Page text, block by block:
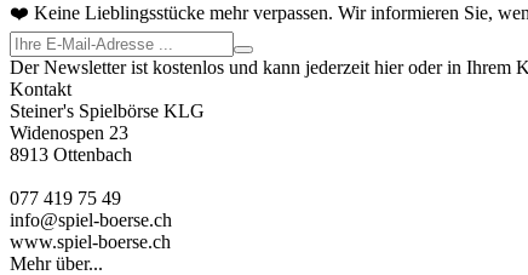
❤️ Keine Lieblingsstücke mehr verpassen. Wir informieren Sie,
Der Newsletter ist kostenlos und kann jederzeit hier oder in Ihrem
Kontakt
Steiner's Spielbörse KLG
Widenospen 23
8913 Ottenbach
077 419 75 49
info@spiel-boerse.ch
www.spiel-boerse.ch
Mehr über...